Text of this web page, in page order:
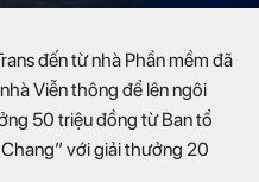
đến từ nhà Phần mềm đã
Viễn thông để lên ngôi
50 triệu đồng từ Ban tổ
với giải thưởng 20